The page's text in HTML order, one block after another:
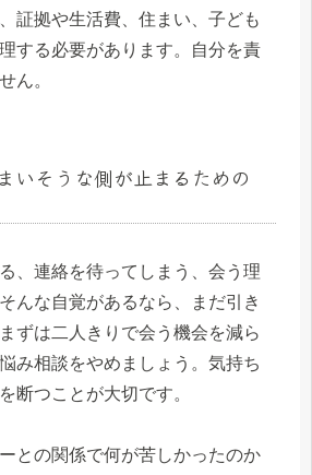
証拠や生活費、住まい、子ども
する必要があります。自分を責
ん。
いそうな側が止まるための
、連絡を待ってしまう、会う理
んな自覚があるなら、まだ引き
ずは二人きりで会う機会を減ら
み相談をやめましょう。気持ち
断つことが大切です。
との関係で何が苦しかったのか